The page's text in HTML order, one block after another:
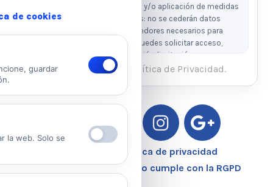
consentimiento del interesado y/o aplicación de medidas
precontractuales. Destinatarios: no se cederán datos
salvo obligación legal o proveedores necesarios para
prestar el servicio. Derechos: puedes solicitar acceso,
rectificación, supresión, oposición, limitación y
portabilidad escribiendo al email legal indicado.
Ver Política de Cookies
He leído y acepto la Política de Privacidad.
Aviso Legal – Política de privacidad
Nuestro Centro Sanitario cumple con la RGPD
de cookies
guardar
la web. Solo se